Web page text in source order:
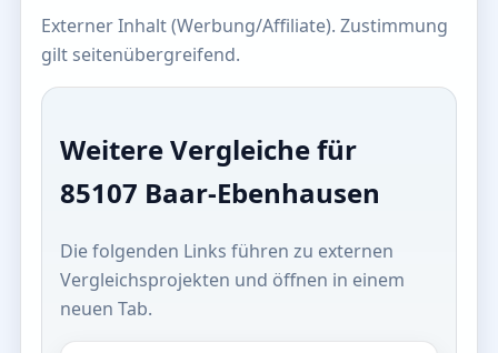
Externer Inhalt (Werbung/Affiliate). Zustimmung
gilt seitenübergreifend.
Weitere Vergleiche für
85107 Baar-Ebenhausen
Die folgenden Links führen zu externen
Vergleichsprojekten und öffnen in einem
neuen Tab.